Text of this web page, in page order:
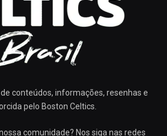
conteúdos, informações, resenhas e
pelo Boston Celtics.
comunidade? Nos siga nas redes